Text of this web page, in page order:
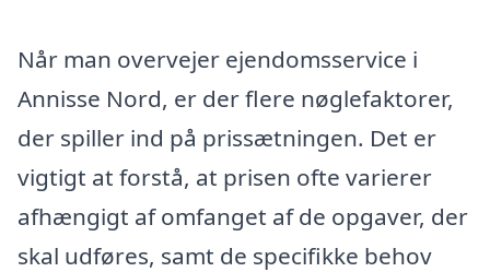
Når man overvejer ejendomsservice i
Annisse Nord, er der flere nøglefaktorer,
der spiller ind på prissætningen. Det er
vigtigt at forstå, at prisen ofte varierer
afhængigt af omfanget af de opgaver, der
skal udføres, samt de specifikke behov